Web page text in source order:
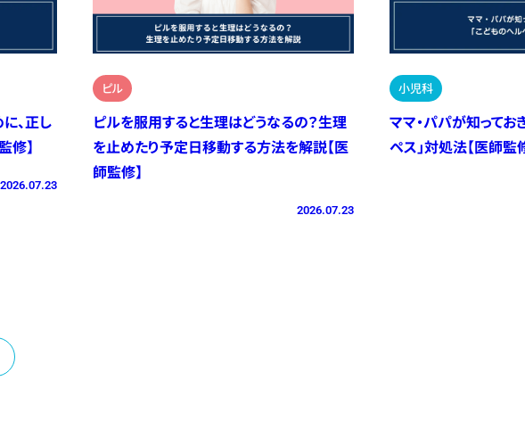
、正し
修】
2026.07.23
ピル
ピルを服用すると生理はどうなるの？生理
を止めたり予定日移動する方法を解説【医
師監修】
2026.07.23
小児科
ママ・パパが知ってお
ペス」対処法【医師監